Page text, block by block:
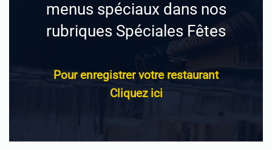
menus spéciaux dans nos
rubriques Spéciales Fêtes
Pour enregistrer votre restaurant
Cliquez ici